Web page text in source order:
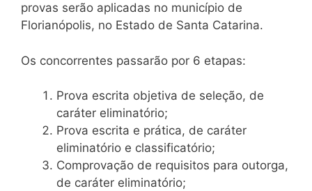
provas serão aplicadas no município de
Florianópolis, no Estado de Santa Catarina.
Os concorrentes passarão por 6 etapas:
Prova escrita objetiva de seleção, de
caráter eliminatório;
Prova escrita e prática, de caráter
eliminatório e classificatório;
Comprovação de requisitos para outorga,
de caráter eliminatório;